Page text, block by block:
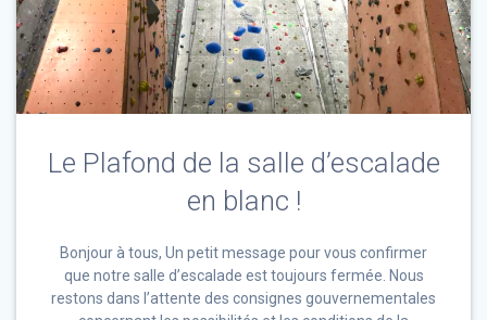
Le Plafond de la salle d’escalade
en blanc !
Bonjour à tous, Un petit message pour vous confirmer
que notre salle d’escalade est toujours fermée. Nous
restons dans l’attente des consignes gouvernementales